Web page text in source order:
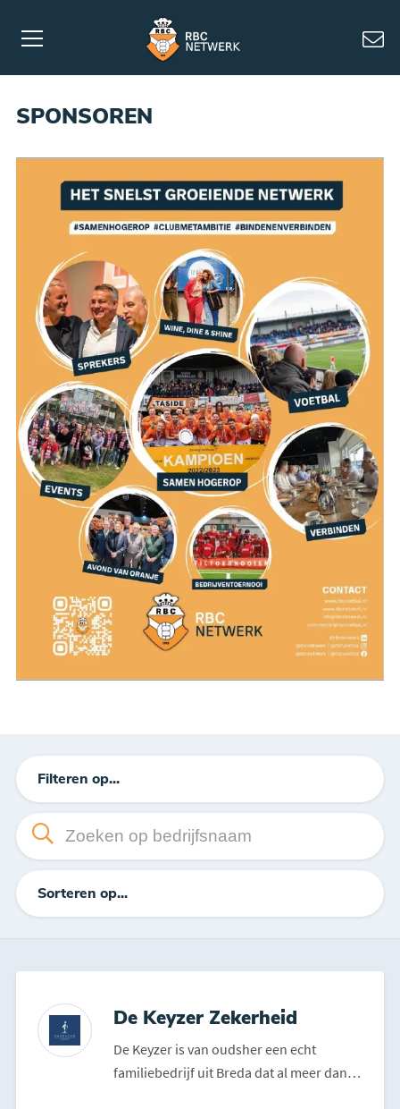
SPONSOREN
Filteren op...
Sorteren op...
De Keyzer Zekerheid
De Keyzer is van oudsher een echt
familiebedrijf uit Breda dat al meer dan